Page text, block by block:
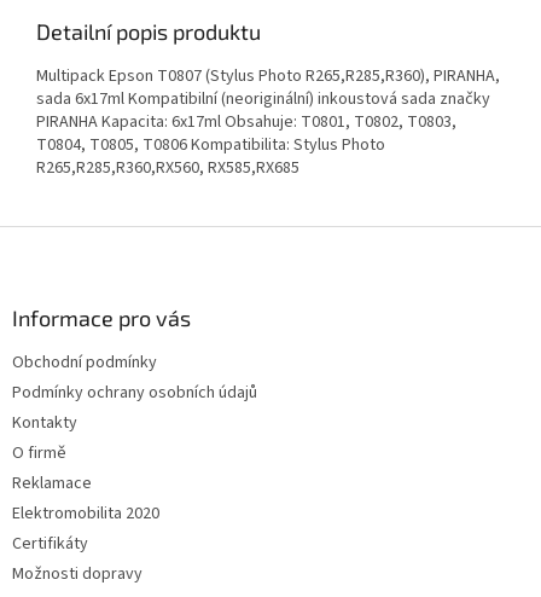
Detailní popis produktu
Multipack Epson T0807 (Stylus Photo R265,R285,R360), PIRANHA,
sada 6x17ml Kompatibilní (neoriginální) inkoustová sada značky
PIRANHA Kapacita: 6x17ml Obsahuje: T0801, T0802, T0803,
T0804, T0805, T0806 Kompatibilita: Stylus Photo
R265,R285,R360,RX560, RX585,RX685
Informace pro vás
Obchodní podmínky
Podmínky ochrany osobních údajů
Kontakty
O firmě
Reklamace
Elektromobilita 2020
Certifikáty
Možnosti dopravy